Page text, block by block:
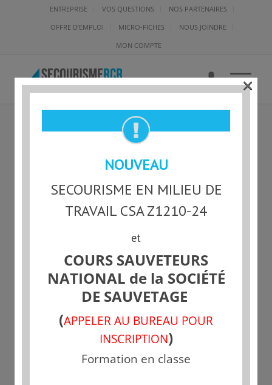
ENTREPRISE VOS QUESTIONS
NOS PARTENAIRES
OFFRE D’EMPLOI
MICRO-FICHES
NOUS JOINDRE
MON COMPTE
DEA VS MICRO ONDES
NOUVEAU
SECOURISME EN MILIEU DE
TRAVAIL CSA Z1210-24
et
COURS SAUVETEURS
NATIONAL de la SOCIÉTÉ
DE SAUVETAGE
(APPELER AU BUREAU POUR
INSCRIPTION)
Formation en classe
×